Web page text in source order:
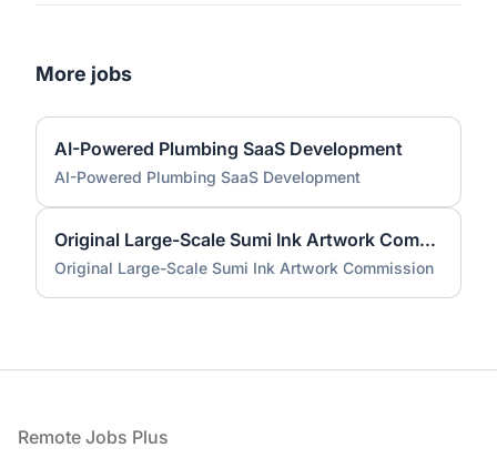
More jobs
AI-Powered Plumbing SaaS Development
AI-Powered Plumbing SaaS Development
Original Large-Scale Sumi Ink Artwork Commission
Original Large-Scale Sumi Ink Artwork Commission
Footer
Remote Jobs Plus